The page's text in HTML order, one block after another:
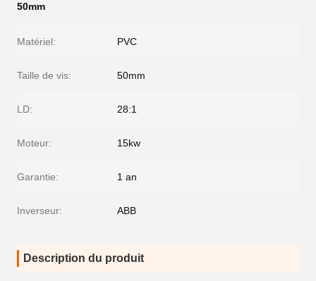
50mm
Matériel: PVC
Taille de vis: 50mm
LD: 28:1
Moteur: 15kw
Garantie: 1 an
Inverseur: ABB
Description du produit